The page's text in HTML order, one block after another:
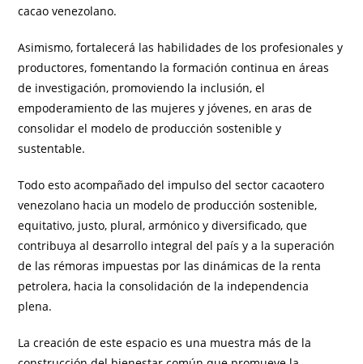
cacao venezolano.
Asimismo, fortalecerá las habilidades de los profesionales y
productores, fomentando la formación continua en áreas
de investigación, promoviendo la inclusión, el
empoderamiento de las mujeres y jóvenes, en aras de
consolidar el modelo de producción sostenible y
sustentable.
Todo esto acompañado del impulso del sector cacaotero
venezolano hacia un modelo de producción sostenible,
equitativo, justo, plural, armónico y diversificado, que
contribuya al desarrollo integral del país y a la superación
de las rémoras impuestas por las dinámicas de la renta
petrolera, hacia la consolidación de la independencia
plena.
La creación de este espacio es una muestra más de la